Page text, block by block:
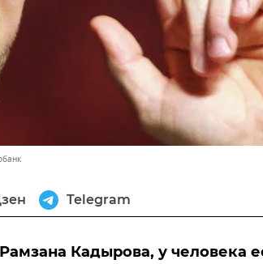
Telegram
Кадырова, у человека